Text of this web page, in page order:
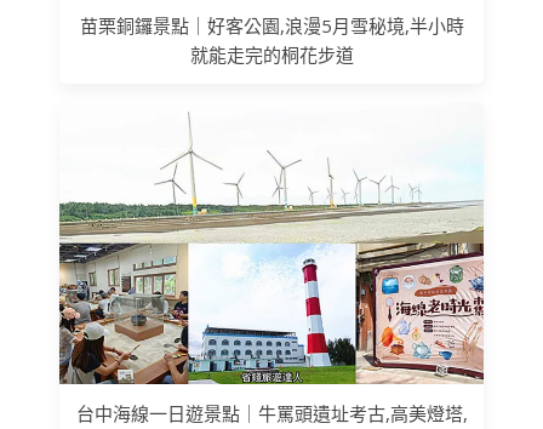
苗栗銅鑼景點｜好客公園,浪漫5月雪秘境,半小時
就能走完的桐花步道
台中海線一日遊景點｜牛罵頭遺址考古,高美燈塔,